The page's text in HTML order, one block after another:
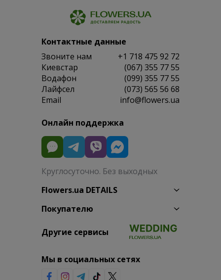
Контактные данные
Звоните нам
+1 718 475 92 72
Киевстар
(067) 355 77 55
Водафон
(099) 355 77 55
Лайфсел
(073) 565 56 68
Email
info@flowers.ua
Онлайн поддержка
Круглосуточно. Без выходных
Flowers.ua DETAILS
Покупателю
Другие сервисы
Мы в социальных сетях